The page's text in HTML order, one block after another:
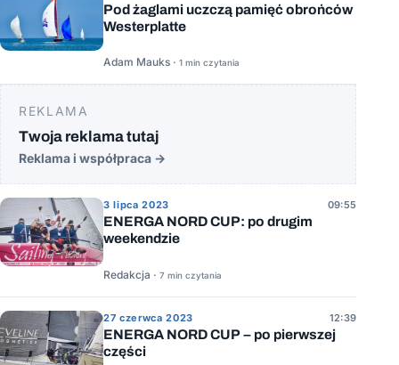
Pod żaglami uczczą pamięć obrońców
Westerplatte
Adam Mauks · 1 min czytania
REKLAMA
Twoja reklama tutaj
Reklama i współpraca →
3 lipca 2023 09:55
ENERGA NORD CUP: po drugim
weekendzie
Redakcja · 7 min czytania
27 czerwca 2023 12:39
ENERGA NORD CUP – po pierwszej
części